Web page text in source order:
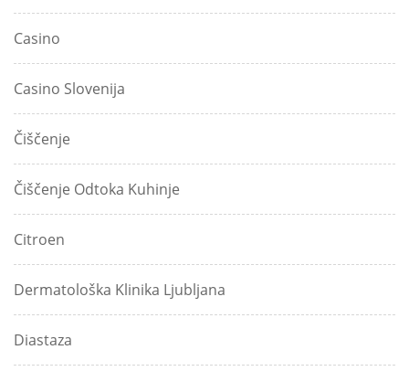
Casino
Casino Slovenija
Čiščenje
Čiščenje Odtoka Kuhinje
Citroen
Dermatološka Klinika Ljubljana
Diastaza